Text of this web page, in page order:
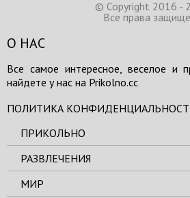
© Copyright 2016 -
Все права
О НАС
Все самое интересное, веселое и
найдете у нас на Prikolno.cc
ПОЛИТИКА
ПРИКОЛЬНО
РАЗВЛЕЧЕНИЯ
МИР